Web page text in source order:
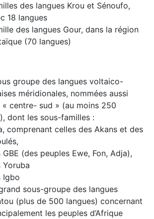
des langues Krou et Sénoufo,
18 langues
des langues Gour, dans la région
(70 langues)
groupe des langues voltaico-
méridionales, nommées aussi
« centre- sud » (au moins 250
dont les sous-familles :
comprenant celles des Akans et des
GBE (des peuples Ewe, Fon, Adja),
Yoruba
Igbo
sous-groupe des langues
(plus de 500 langues) concernant
les peuples d’Afrique